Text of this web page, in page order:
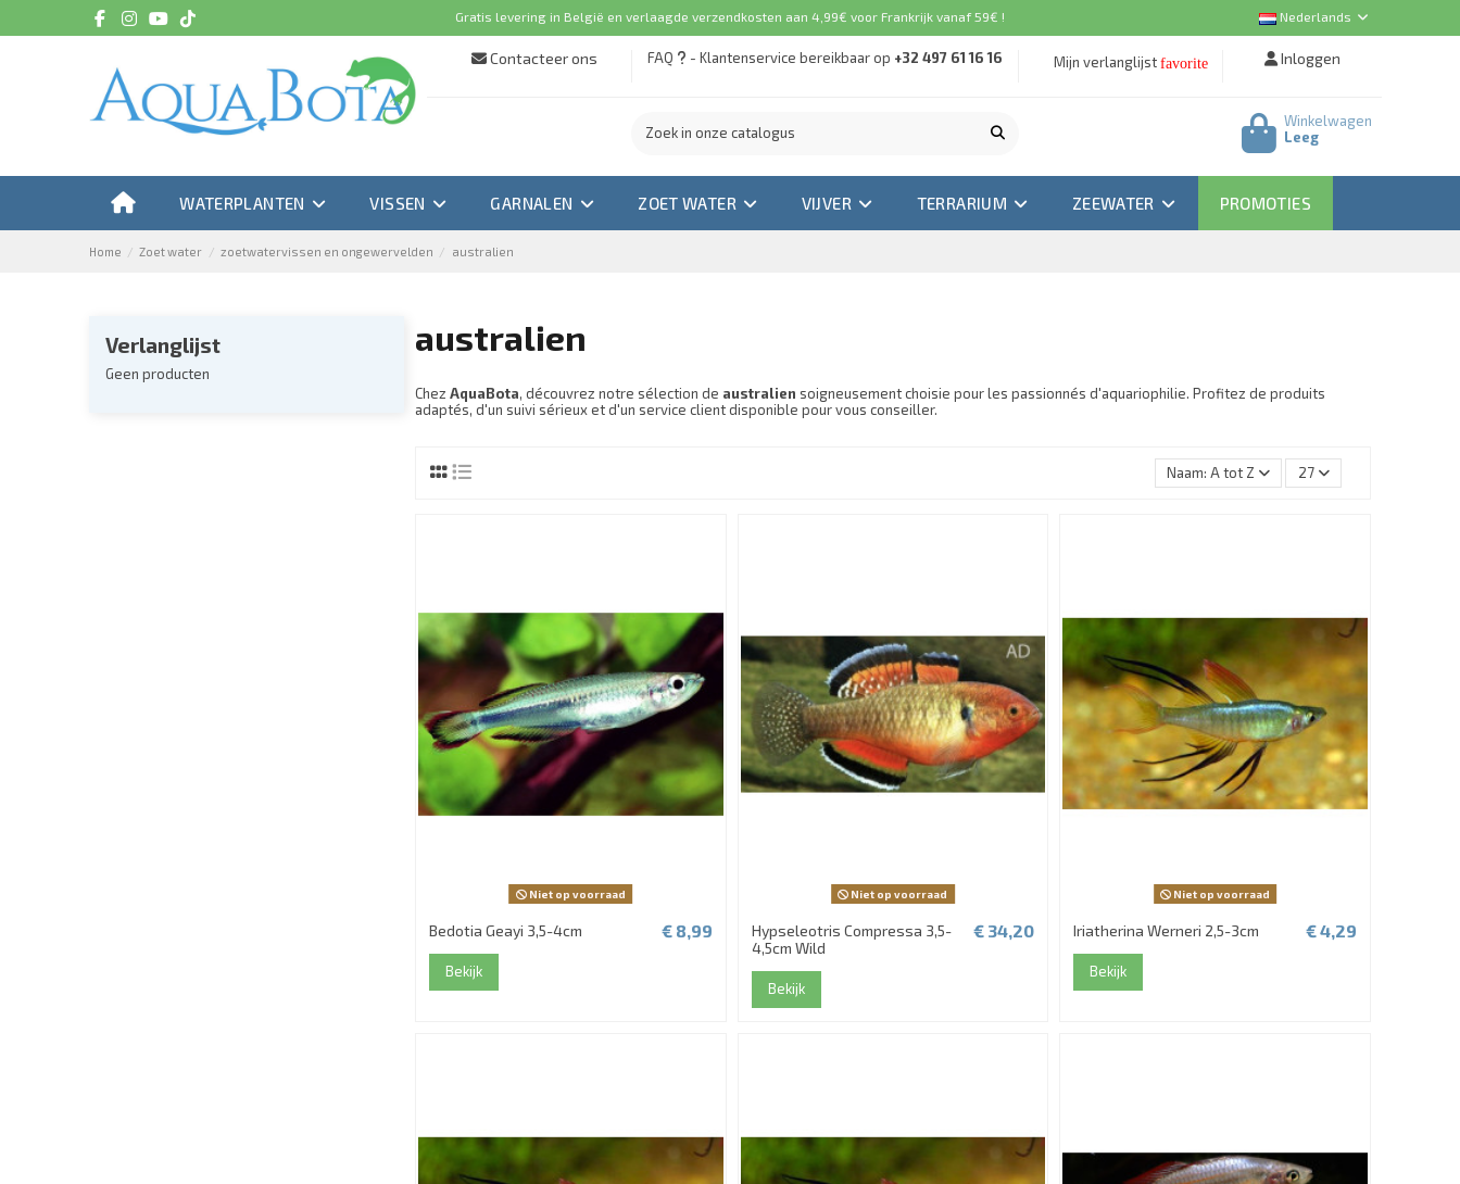
Gratis levering in België en verlaagde verzendkosten aan 4,99€ voor Frankrijk vanaf 59€ ! Nederlands
Contacteer ons FAQ - Klantenservice bereikbaar op +32 497 61 16 16 Mijn verlanglijst favorite Inloggen
Winkelwagen
Leeg
WATERPLANTEN VISSEN GARNALEN ZOET WATER VIJVER TERRARIUM ZEEWATER PROMOTIES
Home Zoet water zoetwatervissen en ongewervelden australien
australien
Chez AquaBota, découvrez notre sélection de australien soigneusement choisie pour les passionnés d'aquariophilie. Profitez de produits
adaptés, d'un suivi sérieux et d'un service client disponible pour vous conseiller.
Naam: A tot Z 27
Niet op voorraad
Bedotia Geayi 3,5-4cm € 8,99
Bekijk
Niet op voorraad
Hypseleotris Compressa 3,5-
4,5cm Wild
€ 34,20
Bekijk
Niet op voorraad
Iriatherina Werneri 2,5-3cm € 4,29
Bekijk
Verlanglijst
Geen producten